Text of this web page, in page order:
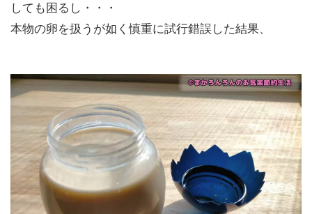
しても困るし・・・
本物の卵を扱うが如く慎重に試行錯誤した結果、